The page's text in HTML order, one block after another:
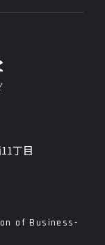
丁目
of Business-